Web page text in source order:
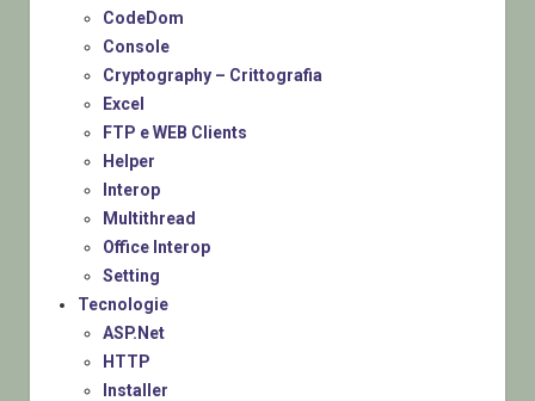
CodeDom
Console
Cryptography – Crittografia
Excel
FTP e WEB Clients
Helper
Interop
Multithread
Office Interop
Setting
Tecnologie
ASP.Net
HTTP
Installer